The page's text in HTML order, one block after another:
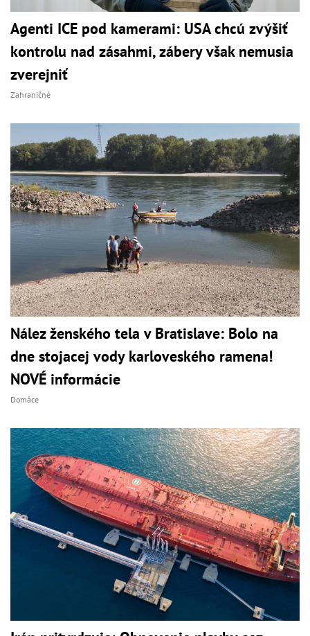
Agenti ICE pod kamerami: USA chcú zvýšiť
kontrolu nad zásahmi, zábery však nemusia
zverejniť
Zahraničné
Nález ženského tela v Bratislave: Bolo na
dne stojacej vody karloveského ramena!
NOVÉ informácie
Domáce